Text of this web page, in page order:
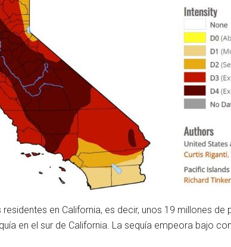
en California, es decir, unos 19 millones
en el sur de California. La sequía empeora bajo